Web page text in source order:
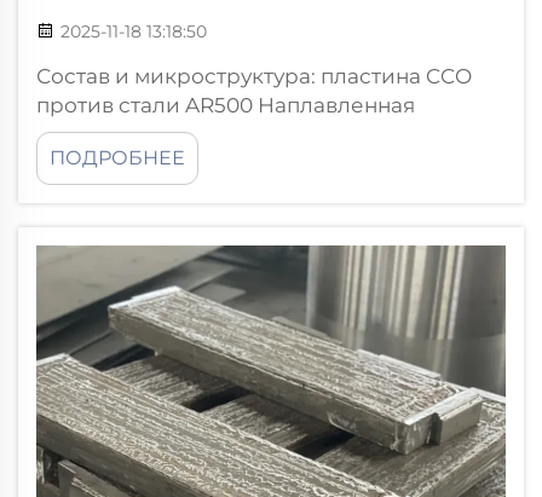
2025-11-18 13:18:50
Состав и микроструктура: пластина CCO
против стали AR500 Наплавленная
хромокарбидная пластина (CCO) против
AR500: состав и структура основного
материала. Пластины CCO
пластичной стали, соединенного со
специальным покрытием из
хромокарбида. Т...
ПОДРОБНЕЕ